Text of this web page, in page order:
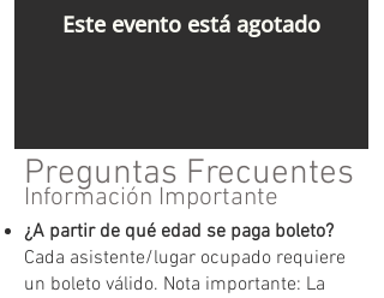
Este evento está agotado
Preguntas Frecuentes
Información Importante
¿A partir de qué edad se paga boleto?
Cada asistente/lugar ocupado requiere
un boleto válido. Nota importante: La